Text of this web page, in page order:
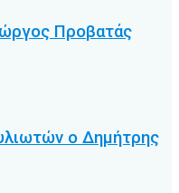
Προβατάς
ο Δημήτρης